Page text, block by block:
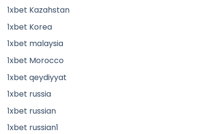
1xbet Kazahstan
1xbet Korea
1xbet malaysia
1xbet Morocco
1xbet qeydiyyat
1xbet russia
1xbet russian
1xbet russian1